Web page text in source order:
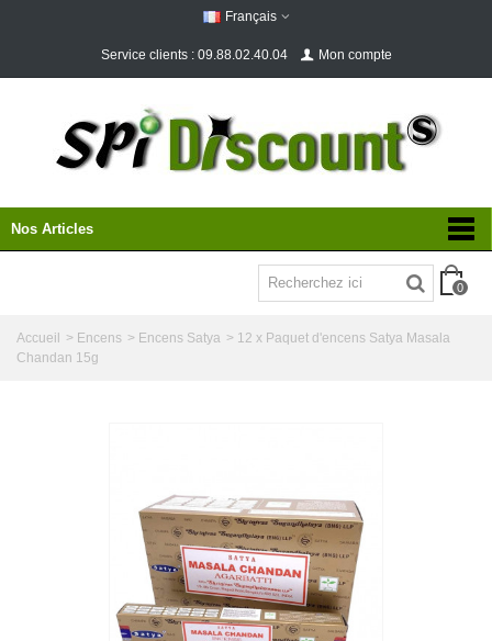
Français
Service clients : 09.88.02.40.04 Mon compte
Nos Articles
0
Accueil > Encens > Encens Satya > 12 x Paquet d'encens Satya Masala
Chandan 15g